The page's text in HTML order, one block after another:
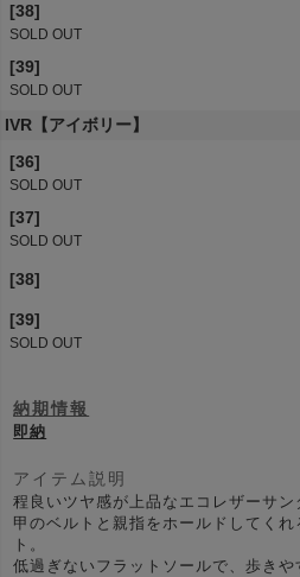
[38]
SOLD OUT
[39]
SOLD OUT
IVR【アイボリー】
[36]
SOLD OUT
[37]
SOLD OUT
[38]
[39]
SOLD OUT
納期情報
即納
アイテム説明
程良いツヤ感が上品なエコレザーサン
甲のベルトと親指をホールドしてく
ト。
低過ぎないフラットソールで、歩きや